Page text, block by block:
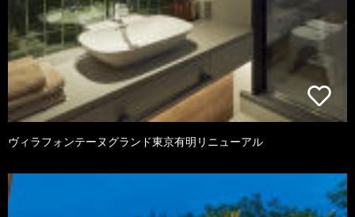
ヴィラフォンテーヌグランド東京有明リニューアル